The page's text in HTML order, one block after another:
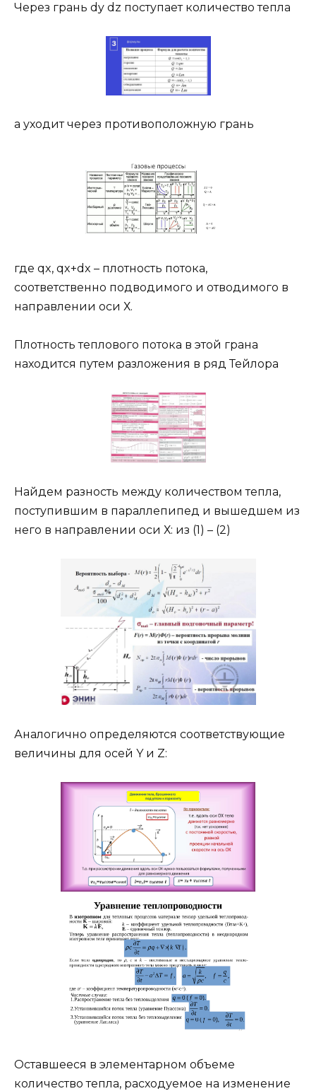
Через грань dy dz поступает количество тепла
а уходит через противоположную грань
где qx, qx+dx – плотность потока,
соответственно подводимого и отводимого в
направлении оси Х.
Плотность теплового потока в этой грана
находится путем разложения в ряд Тейлора
Найдем разность между количеством тепла,
поступившим в параллепипед и вышедшем из
него в направлении оси Х: из (1) – (2)
Аналогично определяются соответствующие
величины для осей Y и Z:
Оставшееся в элементарном объеме
количество тепла, расходуемое на изменение